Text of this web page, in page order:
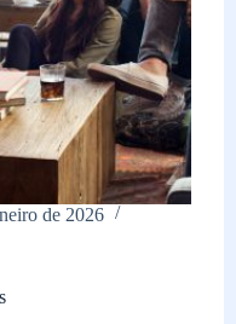
de 2026